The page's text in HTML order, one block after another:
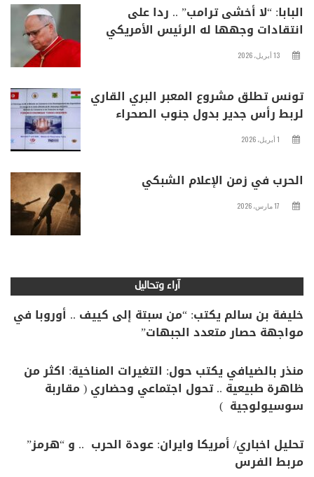
البابا: “لا أخشى ترامب” .. ردا على
انتقادات وجهها له الرئيس الأمريكي
13 أبريل، 2026
تونس تطلق مشروع المعبر البري القاري
لربط رأس جدير بدول جنوب الصحراء
1 أبريل، 2026
الحرب في زمن الإعلام الشبكي
17 مارس، 2026
آراء وتحاليل
خليفة بن سالم يكتب: “من سبتة إلى كييف .. أوروبا في
مواجهة حصار متعدد الجبهات”
منذر بالضيافي يكتب حول: التغيرات المناخية: اكثر من
ظاهرة طبيعية .. تحول اجتماعي وحضاري ( مقاربة
سوسيولوجية )
تحليل اخباري/ أمريكا وايران: عودة الحرب .. و “هرمز”
مربط الفرس